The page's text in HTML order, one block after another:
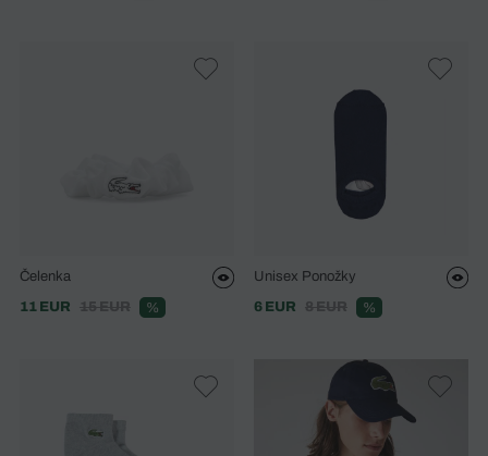
Čelenka
11 EUR
15 EUR %
Unisex Ponožky
6 EUR
8 EUR %